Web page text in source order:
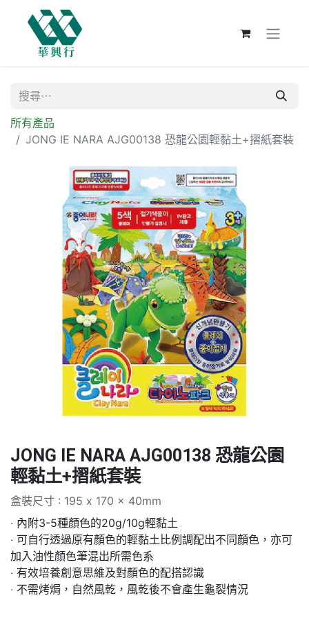
所有產品
JONG IE NARA AJG00138 恐龍公園輕黏土+摺紙套裝
JONG IE NARA AJG00138 恐龍公園
輕黏土+摺紙套裝
盒裝尺寸 : 195 x 170 x 40mm
‧ 內附3-5種顏色的20g/10g輕黏土
‧ 可自行透過原有顏色的輕黏土比例調配出不同顏色，亦可
加入油性顏色筆混出所需色系
‧ 有效培養創意思維及對顏色的配搭認識
‧ 不需烤焗，自然風乾，風乾後不會產生龜裂情況